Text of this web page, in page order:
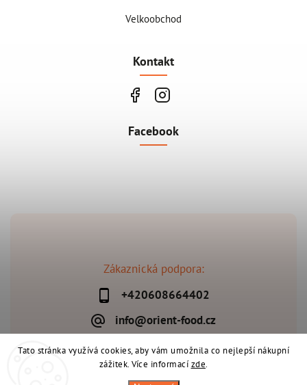
Tato stránka využívá cookies, aby vám umožnila co nejlepší nákupní
zážitek. Více informací zde.
Zákaznická podpora:
+420608664402
info@orient-food.cz
Velkoobchod
Kontakt
Facebook